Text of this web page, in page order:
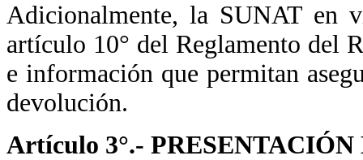
Adicionalmente, la SUNAT en
artículo 10° del Reglamento del
e información que permitan
devolución.
Artículo 3°.-